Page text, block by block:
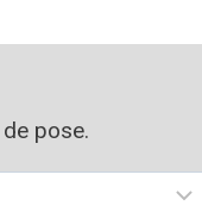
pose.